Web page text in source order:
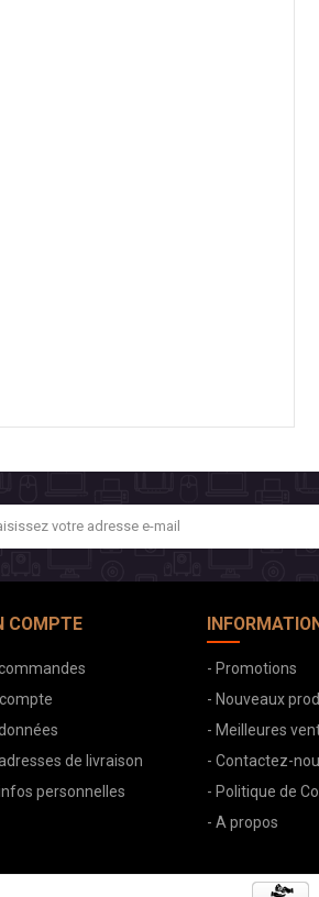
COMPTE
de livraison
personnelles
- Promotions
- Nouveaux
- Meilleures
- Contactez-
- Politique de
- A propos